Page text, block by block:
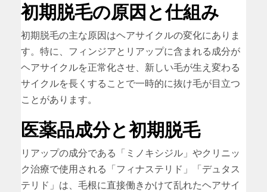
初期脱毛の原因と仕組み
初期脱毛の主な原因はヘアサイクルの変化にありま
す。特に、フィンジアとリアップに含まれる成分が
ヘアサイクルを正常化させ、新しい毛が生え変わる
サイクルを長くすることで一時的に抜け毛が目立つ
ことがあります。
医薬品成分と初期脱毛
リアップの成分である「ミノキシジル」やクリニッ
ク治療で使用される「フィナステリド」「デュタス
テリド」は、毛根に直接働きかけて乱れたヘアサイ